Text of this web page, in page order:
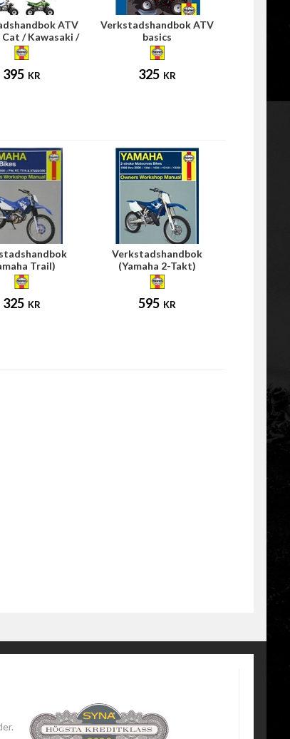
ATV
/ Kawasaki /
Suzuki
395 KR
Verkstadshandbok ATV
basics
325 KR
Trail)
325 KR
Verkstadshandbok
(Yamaha 2-Takt)
595 KR